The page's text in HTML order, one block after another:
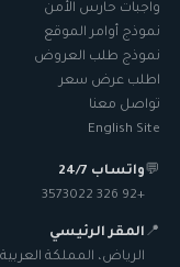
واجبات حارس الأمن
نموذج أوامر الموقع
نموذج طلب العروض
اطلب عرض سعر
تواصل معنا
English Site
💬واتساب 24/7
+92 326 3573022
📍 المقر الرئيسي
الرياض، المملكة